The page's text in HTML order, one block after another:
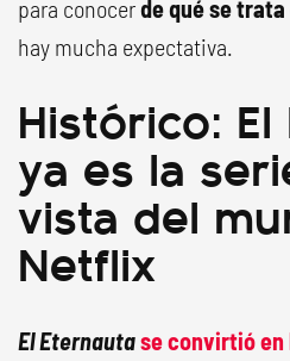
para conocerde qué se
hay mucha expectativa.
Histórico:
ya es la
vista del
Netflix
El Eternautase convirtió en